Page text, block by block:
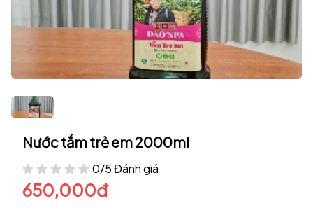
Nước tắm trẻ em 2000ml
0/5 Đánh giá
650,000đ